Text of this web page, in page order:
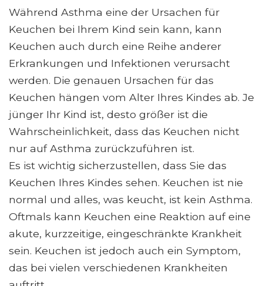
Während Asthma eine der Ursachen für
Keuchen bei Ihrem Kind sein kann, kann
Keuchen auch durch eine Reihe anderer
Erkrankungen und Infektionen verursacht
werden. Die genauen Ursachen für das
Keuchen hängen vom Alter Ihres Kindes ab. Je
jünger Ihr Kind ist, desto größer ist die
Wahrscheinlichkeit, dass das Keuchen nicht
nur auf Asthma zurückzuführen ist.
Es ist wichtig sicherzustellen, dass Sie das
Keuchen Ihres Kindes sehen. Keuchen ist nie
normal und alles, was keucht, ist kein Asthma.
Oftmals kann Keuchen eine Reaktion auf eine
akute, kurzzeitige, eingeschränkte Krankheit
sein. Keuchen ist jedoch auch ein Symptom,
das bei vielen verschiedenen Krankheiten